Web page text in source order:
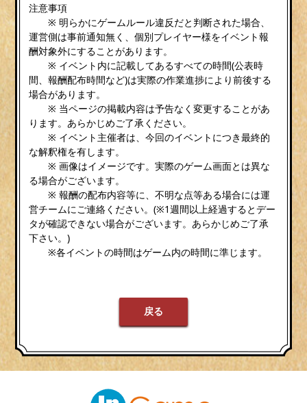
注意事項
※ 明らかにゲームルール違反だと判断された場合、
運営側は事前通知無く、個別プレイヤー様をイベント報
酬対象外にすることがあります。
※ イベント内に記載してあるすべての時間(公表時
間、報酬配布時間など)は実際の作業進捗により前後する
場合があります。
※ 当ページの掲載内容は予告なく変更することがあ
ります。あらかじめご了承ください。
※ イベント主催者は、今回のイベントにつき最終的
な解釈権を有します。
※ 画像はイメージです。実際のゲーム画面とは異な
る場合がございます。
※ 報酬の配布内容等に、不明な点等ある場合には運
営チームにご連絡ください。(※1週間以上経過するとデー
タが確認できない場合がございます。あらかじめご了承
下さい。)
※各イベントの時間はゲーム内の時間に準じます。
戻る